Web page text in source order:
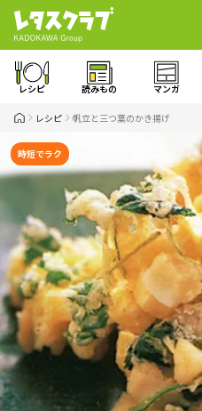
レシピ 読みもの マンガ
レシピ 帆立と三つ葉のかき揚げ
時短でラク